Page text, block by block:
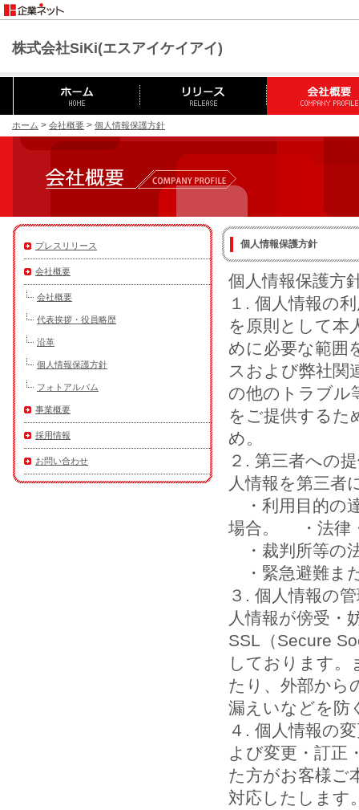
株式会社SiKi(エスアイケイアイ)
ホーム > 会社概要 > 個人情報保護方針
プレスリリース
会社概要
会社概要
代表挨拶・役員略歴
沿革
個人情報保護方針
フォトアルバム
事業概要
採用情報
お問い合わせ
個人情報保護方針
個人情報保護方
１. 個人情報の
を原則として本
めに必要な範
スおよび弊社
の他のトラブ
をご提供する
め。
２. 第三者への
人情報を第三
・利用目的の
場合。 ・法律
・裁判所等の
・緊急避難ま
３. 個人情報の
人情報が傍受・
SSL（Secure
しております。
たり、外部から
漏えいなどを防
４. 個人情報の
よび変更・訂正
た方がお客様ご
対応したします